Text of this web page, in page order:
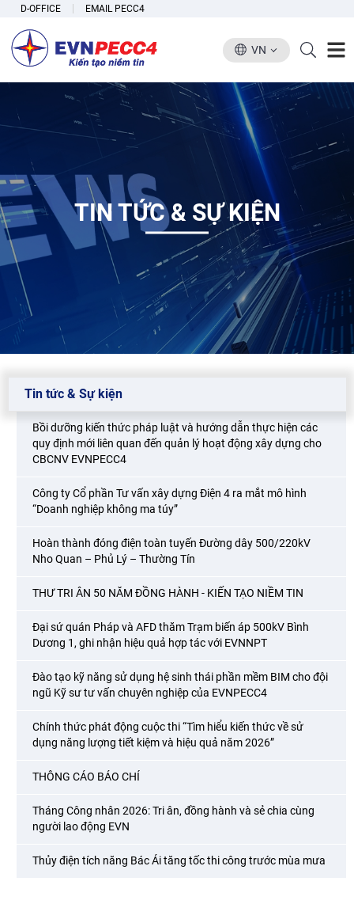
D-OFFICE EMAIL PECC4
VN
TIN TỨC & SỰ KIỆN
Tin tức & Sự kiện
Bồi dưỡng kiến thức pháp luật và hướng dẫn thực hiện các
quy định mới liên quan đến quản lý hoạt động xây dựng cho
CBCNV EVNPECC4
Công ty Cổ phần Tư vấn xây dựng Điện 4 ra mắt mô hình
“Doanh nghiệp không ma túy”
Hoàn thành đóng điện toàn tuyến Đường dây 500/220kV
Nho Quan – Phủ Lý – Thường Tín
THƯ TRI ÂN 50 NĂM ĐỒNG HÀNH - KIẾN TẠO NIỀM TIN
Đại sứ quán Pháp và AFD thăm Trạm biến áp 500kV Bình
Dương 1, ghi nhận hiệu quả hợp tác với EVNNPT
Đào tạo kỹ năng sử dụng hệ sinh thái phần mềm BIM cho đội
ngũ Kỹ sư tư vấn chuyên nghiệp của EVNPECC4
Chính thức phát động cuộc thi “Tìm hiểu kiến thức về sử
dụng năng lượng tiết kiệm và hiệu quả năm 2026”
THÔNG CÁO BÁO CHÍ
Tháng Công nhân 2026: Tri ân, đồng hành và sẻ chia cùng
người lao động EVN
Thủy điện tích năng Bác Ái tăng tốc thi công trước mùa mưa